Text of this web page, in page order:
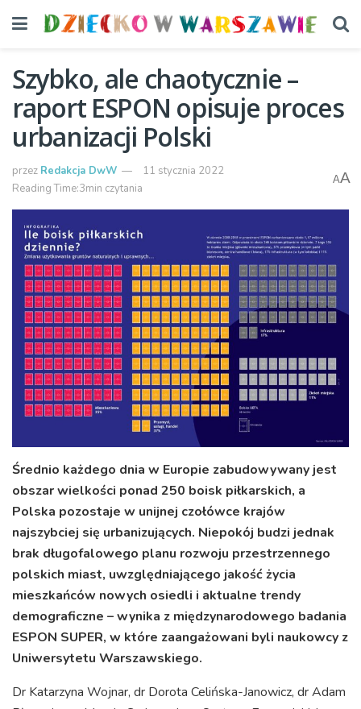
Szybko, ale chaotycznie –
raport ESPON opisuje proces
urbanizacji Polski
przez Redakcja DwW
11 stycznia 2022
Reading Time:3min czytania
AA
Średnio każdego dnia w Europie zabudowywany jest
obszar wielkości ponad 250 boisk piłkarskich, a
Polska pozostaje w unijnej czołówce krajów
najszybciej się urbanizujących. Niepokój budzi jednak
brak długofalowego planu rozwoju przestrzennego
polskich miast, uwzględniającego jakość życia
mieszkańców nowych osiedli i aktualne trendy
demograficzne – wynika z międzynarodowego badania
ESPON SUPER, w które zaangażowani byli naukowcy z
Uniwersytetu Warszawskiego.
Dr Katarzyna Wojnar, dr Dorota Celińska-Janowicz, dr Adam